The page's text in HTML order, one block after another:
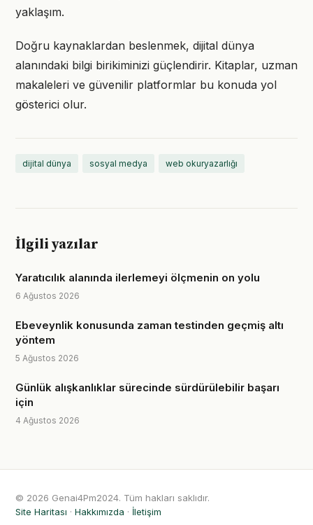
yaklaşım.
Doğru kaynaklardan beslenmek, dijital dünya
alanındaki bilgi birikiminizi güçlendirir. Kitaplar, uzman
makaleleri ve güvenilir platformlar bu konuda yol
gösterici olur.
dijital dünya sosyal medya web okuryazarlığı
İlgili yazılar
Yaratıcılık alanında ilerlemeyi ölçmenin on yolu
6 Ağustos 2026
Ebeveynlik konusunda zaman testinden geçmiş altı
yöntem
5 Ağustos 2026
Günlük alışkanlıklar sürecinde sürdürülebilir başarı
için
4 Ağustos 2026
© 2026 Genai4Pm2024. Tüm hakları saklıdır.
Site Haritası · Hakkımızda · İletişim